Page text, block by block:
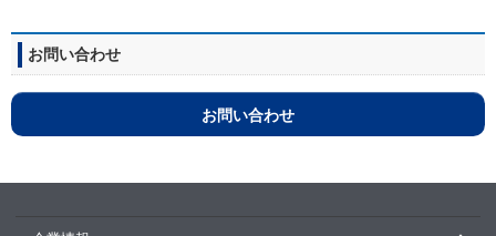
お問い合わせ
お問い合わせ